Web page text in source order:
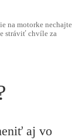
na motorke nechajte
stráviť chvíle za
aj vo